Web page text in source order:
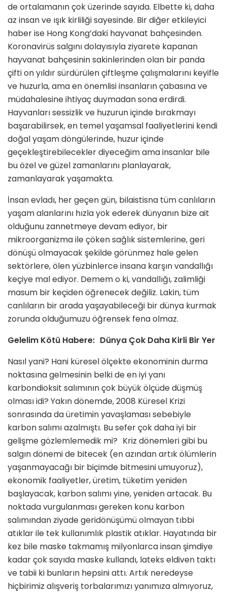
de ortalamanın çok üzerinde sayıda. Elbette ki, daha
az insan ve ışık kirliliği sayesinde. Bir diğer etkileyici
haber ise Hong Kong’daki hayvanat bahçesinden.
Koronavirüs salgını dolayısıyla ziyarete kapanan
hayvanat bahçesinin sakinlerinden olan bir panda
çifti on yıldır sürdürülen çiftleşme çalışmalarını keyifle
ve huzurla, ama en önemlisi insanların çabasına ve
müdahalesine ihtiyaç duymadan sona erdirdi.
Hayvanları sessizlik ve huzurun içinde bırakmayı
başarabilirsek, en temel yaşamsal faaliyetlerini kendi
doğal yaşam döngülerinde, huzur içinde
geçekleştirebilecekler diyeceğim ama insanlar bile
bu özel ve güzel zamanlarını planlayarak,
zamanlayarak yaşamakta.
İnsan evladı, her geçen gün, bilaistisna tüm canlıların
yaşam alanlarını hızla yok ederek dünyanın bize ait
olduğunu zannetmeye devam ediyor, bir
mikroorganizma ile çöken sağlık sistemlerine, geri
dönüşü olmayacak şekilde görünmez hale gelen
sektörlere, ölen yüzbinlerce insana karşın vandallığı
keçiye mal ediyor. Demem o ki, vandallığı, zalimliği
masum bir keçiden öğrenecek değiliz. Lakin, tüm
canlıların bir arada yaşayabileceği bir dünya kurmak
zorunda olduğumuzu öğrensek fena olmaz.
Gelelim Kötü Habere: Dünya Çok Daha Kirli Bir Yer
Nasıl yani? Hani küresel ölçekte ekonominin durma
noktasına gelmesinin belki de en iyi yanı
karbondioksit salımının çok büyük ölçüde düşmüş
olması idi? Yakın dönemde, 2008 Küresel Krizi
sonrasında da üretimin yavaşlaması sebebiyle
karbon salımı azalmıştı. Bu sefer çok daha iyi bir
gelişme gözlemlemedik mi? Kriz dönemleri gibi bu
salgın dönemi de bitecek (en azından artık ölümlerin
yaşanmayacağı bir biçimde bitmesini umuyoruz),
ekonomik faaliyetler, üretim, tüketim yeniden
başlayacak, karbon salımı yine, yeniden artacak. Bu
noktada vurgulanması gereken konu karbon
salımından ziyade geridönüşümü olmayan tıbbi
atıklar ile tek kullanımlık plastik atıklar. Hayatında bir
kez bile maske takmamış milyonlarca insan şimdiye
kadar çok sayıda maske kullandı, lateks eldiven taktı
ve tabii ki bunların hepsini attı. Artık neredeyse
hiçbirimiz alışveriş torbalarımızı yanımıza almıyoruz,